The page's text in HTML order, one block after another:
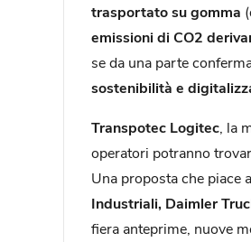
trasportato su gomma
emissioni di CO2
se da una parte
sostenibilità e
Transpotec Logitec , la
operatori potranno
Una proposta che piace
Industriali, Daimler
fiera anteprime, nuove